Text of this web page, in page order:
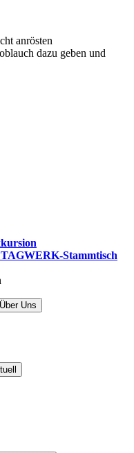
anrösten
dazu geben und
Stammtisch
Uns